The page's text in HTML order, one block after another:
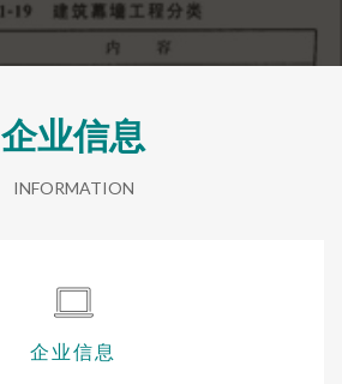
企业信息
INFORMATION
企业信息